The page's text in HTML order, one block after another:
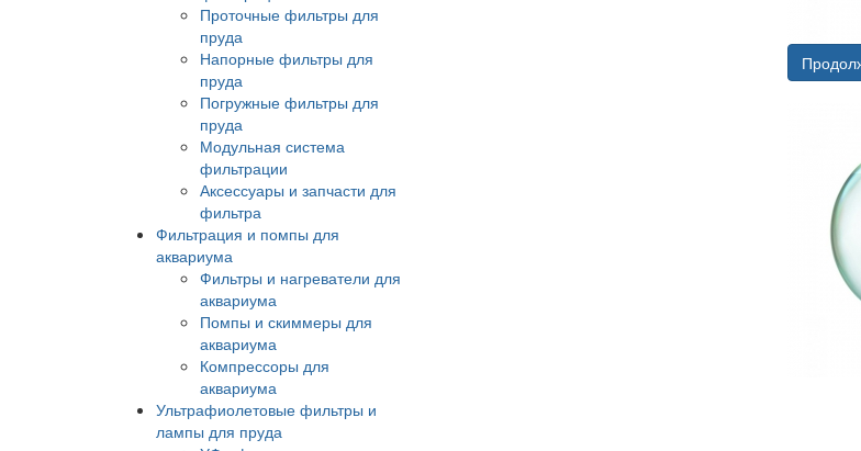
Проточные фильтры для
пруда
Напорные фильтры для
пруда
Погружные фильтры для
пруда
Модульная система
фильтрации
Аксессуары и запчасти для
фильтра
Фильтрация и помпы для
аквариума
Фильтры и нагреватели для
аквариума
Помпы и скиммеры для
аквариума
Компрессоры для
аквариума
Ультрафиолетовые фильтры и
лампы для пруда